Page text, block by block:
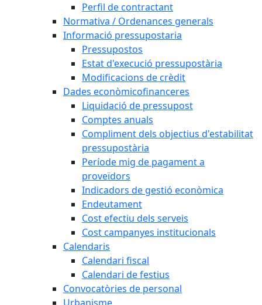
Perfil de contractant
Normativa / Ordenances generals
Informació pressupostaria
Pressupostos
Estat d'execució pressupostària
Modificacions de crèdit
Dades econòmicofinanceres
Liquidació de pressupost
Comptes anuals
Compliment dels objectius d'estabilitat
pressupostària
Període mig de pagament a
proveïdors
Indicadors de gestió econòmica
Endeutament
Cost efectiu dels serveis
Cost campanyes institucionals
Calendaris
Calendari fiscal
Calendari de festius
Convocatòries de personal